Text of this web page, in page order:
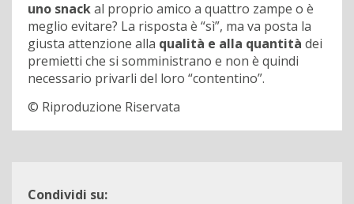
uno snackal proprio amico a quattro zampe o è
meglio evitare? La risposta è “sì”, ma va posta la
giusta attenzione alla qualità e alla quantità dei
premietti che si somministrano e non è quindi
necessario privarli del loro “contentino”.
© Riproduzione Riservata
Condividi su: